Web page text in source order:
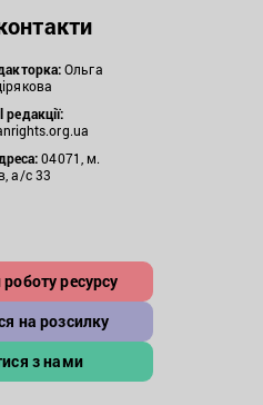
Ольга
редакції:
04071, м.
а/с 33
ресурсу
на розсилку
з нами